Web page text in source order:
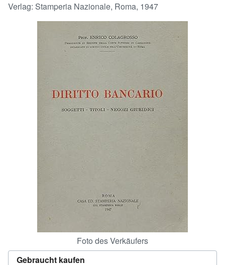
Sammlungen
Kunst & Sammlerstücke
SCHLIESSEN
Verlag: Stamperia Nazionale, Roma, 1947
Foto des Verkäufers
Gebraucht kaufen